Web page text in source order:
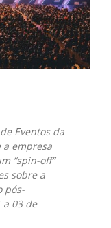
Eventos da
a empresa
“spin-off”
sobre a
pós-
a 03 de